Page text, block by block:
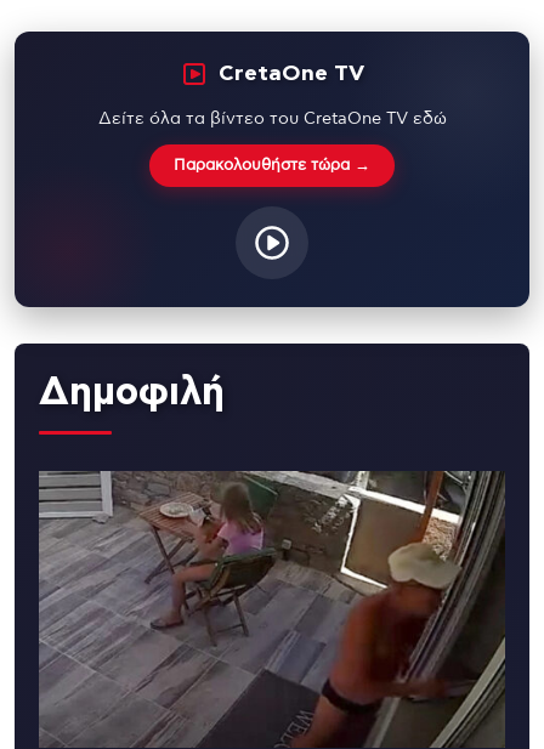
CretaOne TV
Δείτε όλα τα βίντεο του CretaOne TV εδώ
Παρακολουθήστε τώρα →
Δημοφιλή